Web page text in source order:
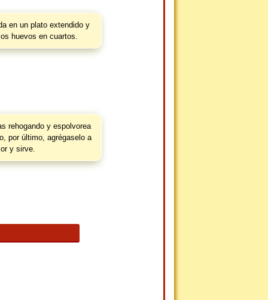
en un plato extendido y
huevos en cuartos.
rehogando y espolvorea
por último, agrégaselo a
y sirve.